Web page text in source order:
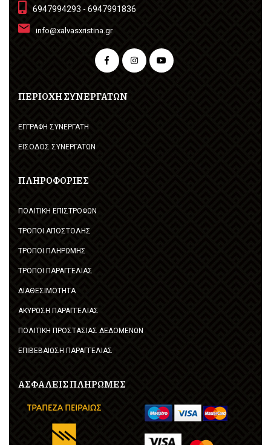
6947994293 - 6947991836
info@xalvasxristina.gr
ΠΕΡΙΟΧΗ ΣΥΝΕΡΓΑΤΩΝ
ΕΓΓΡΑΦΗ ΣΥΝΕΡΓΑΤΗ
ΕΙΣΟΔΟΣ ΣΥΝΕΡΓΑΤΩΝ
ΠΛΗΡΟΦΟΡΙΕΣ
ΠΟΛΙΤΙΚΗ ΕΠΙΣΤΡΟΦΩΝ
ΤΡΟΠΟΙ ΑΠΟΣΤΟΛΗΣ
ΤΡΟΠΟΙ ΠΛΗΡΩΜΗΣ
ΤΡΟΠΟΙ ΠΑΡΑΓΓΕΛΙΑΣ
ΔΙΑΘΕΣΙΜΟΤΗΤΑ
ΑΚΥΡΩΣΗ ΠΑΡΑΓΓΕΛΙΑΣ
ΠΟΛΙΤΙΚΗ ΠΡΟΣΤΑΣΙΑΣ ΔΕΔΟΜΕΝΩΝ
ΕΠΙΒΕΒΑΙΩΣΗ ΠΑΡΑΓΓΕΛΙΑΣ
ΑΣΦΑΛΕΙΣ ΠΛΗΡΩΜΕΣ